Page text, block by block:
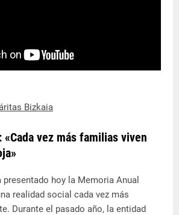
Bizkaia
«Cada vez más familias viven
presentado hoy la Memoria Anual
realidad social cada vez más
Durante el pasado año, la entidad